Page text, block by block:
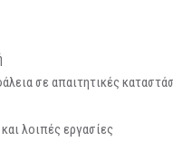
σε απαιτητικές
λοιπές εργασίες